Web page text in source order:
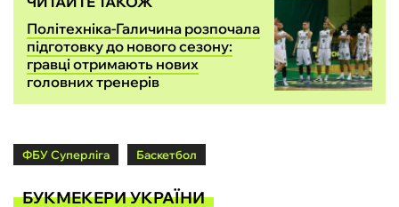
Політехніка-Галичина розпочала
підготовку до нового сезону:
гравці отримають нових
головних тренерів
ФБУ Суперліга Баскетбол
БУКМЕКЕРИ УКРАЇНИ